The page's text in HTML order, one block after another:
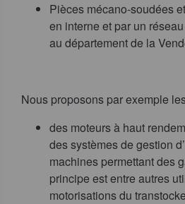
Pièces mécano-soudées
en interne et par un
au département de la
Nous proposons par exemple
des moteurs à haut
des systèmes de gestion
machines permettant des
principe est entre autres
motorisations du